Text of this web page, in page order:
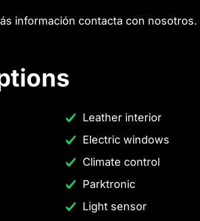
información contacta con nosotros.
Leather interior
Electric windows
Climate control
Parktronic
Light sensor